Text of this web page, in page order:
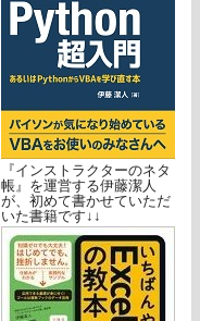
『インストラクターのネタ
帳』を運営する伊藤潔人
が、初めて書かせていただ
いた書籍です↓↓